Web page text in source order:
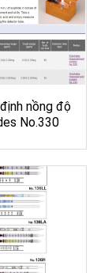
nồng độ
No.330